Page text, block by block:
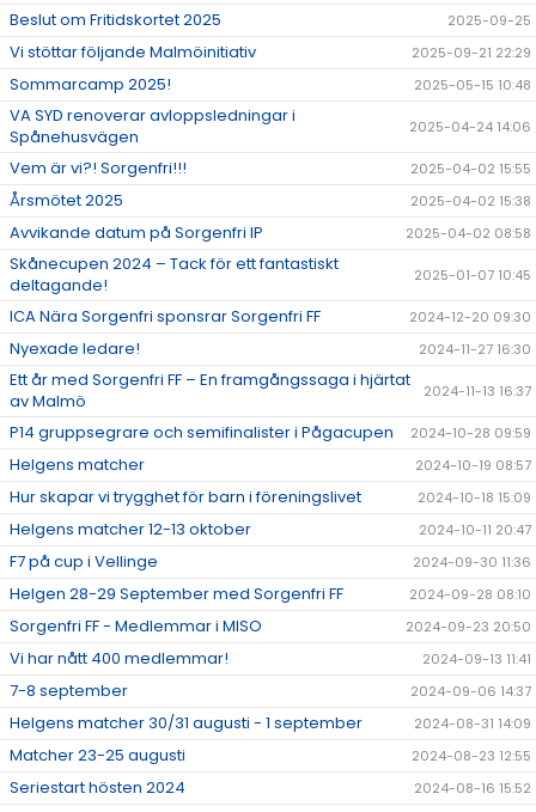
Beslut om Fritidskortet 2025 2025-09-25
Vi stöttar följande Malmöinitiativ 2025-09-21 22:29
Sommarcamp 2025! 2025-05-15 10:48
VA SYD renoverar avloppsledningar i
Spånehusvägen
2025-04-24 14:06
Vem är vi?! Sorgenfri!!! 2025-04-02 15:55
Årsmötet 2025 2025-04-02 15:38
Avvikande datum på Sorgenfri IP 2025-04-02 08:58
Skånecupen 2024 – Tack för ett fantastiskt
deltagande!
2025-01-07 10:45
ICA Nära Sorgenfri sponsrar Sorgenfri FF 2024-12-20 09:30
Nyexade ledare! 2024-11-27 16:30
Ett år med Sorgenfri FF – En framgångssaga i hjärtat
av Malmö
2024-11-13 16:37
P14 gruppsegrare och semifinalister i Pågacupen 2024-10-28 09:59
Helgens matcher 2024-10-19 08:57
Hur skapar vi trygghet för barn i föreningslivet 2024-10-18 15:09
Helgens matcher 12-13 oktober 2024-10-11 20:47
F7 på cup i Vellinge 2024-09-30 11:36
Helgen 28-29 September med Sorgenfri FF 2024-09-28 08:10
Sorgenfri FF - Medlemmar i MISO 2024-09-23 20:50
Vi har nått 400 medlemmar! 2024-09-13 11:41
7-8 september 2024-09-06 14:37
Helgens matcher 30/31 augusti - 1 september 2024-08-31 14:09
Matcher 23-25 augusti 2024-08-23 12:55
Seriestart hösten 2024 2024-08-16 15:52